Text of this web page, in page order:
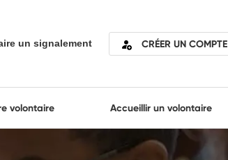
un signalement CRÉER UN COMPTE
volontaire Accueillir un volontaire